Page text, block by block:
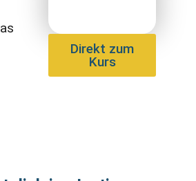
Direkt zum
Kurs